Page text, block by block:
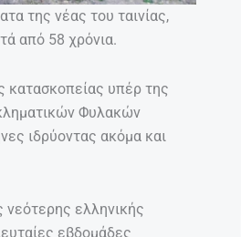
της νέας του ταινίας,
από 58 χρόνια.
κατασκοπείας υπέρ της
Φυλακών
ιδρύοντας ακόμα και
ελληνικής
εβδομάδες